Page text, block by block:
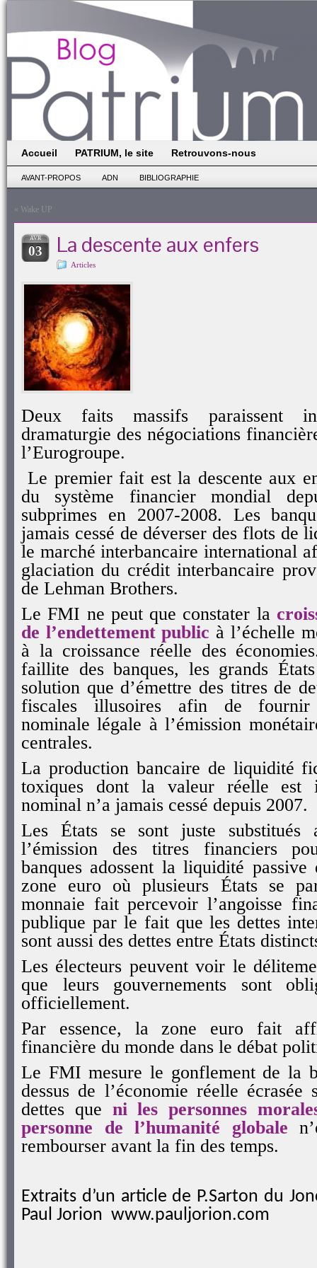
Accueil PATRIUM, le site Retrouvons-nous
AVANT-PROPOS ADN BIBLIOGRAPHIE
« Wake UP
AVR
03 La descente aux enfers
Articles
Deux faits massifs paraissent
dramaturgie des négociations
l’Eurogroupe.
Le premier fait est la descente aux
du système financier mondial
subprimes en 2007-2008. Les
jamais cessé de déverser des flots de
le marché interbancaire international
glaciation du crédit interbancaire
de Lehman Brothers.
Le FMI ne peut que constater la
de l’endettement public à l’échelle
à la croissance réelle des
faillite des banques, les grands
solution que d’émettre des titres de
fiscales illusoires afin de fournir
nominale légale à l’émission
centrales.
La production bancaire de liquidité
toxiques dont la valeur réelle est
nominal n’a jamais cessé depuis 2007.
Les États se sont juste substitués
l’émission des titres financiers
banques adossent la liquidité
zone euro où plusieurs États se
monnaie fait percevoir l’angoisse
publique par le fait que les dettes
sont aussi des dettes entre États
Les électeurs peuvent voir le
que leurs gouvernements sont
officiellement.
Par essence, la zone euro fait
financière du monde dans le débat
Le FMI mesure le gonflement de la
dessus de l’économie réelle écrasée
dettes que ni les personnes
personne de l’humanité globale
rembourser avant la fin des temps.
Extraits d’un article de P.Sarton du
Paul Jorion www.pauljorion.com